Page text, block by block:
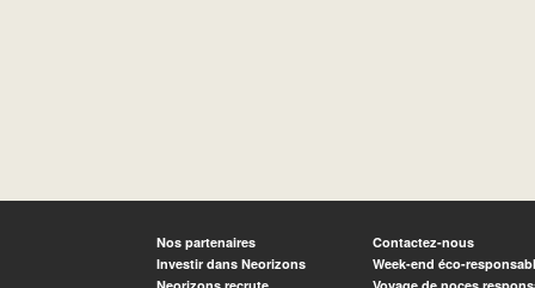
Nos partenaires
Investir dans Neorizons
Contactez-nous
Week-end éco-